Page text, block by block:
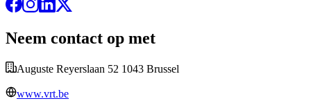
Neem contact op met
Auguste Reyerslaan 52 1043 Brussel
www.vrt.be